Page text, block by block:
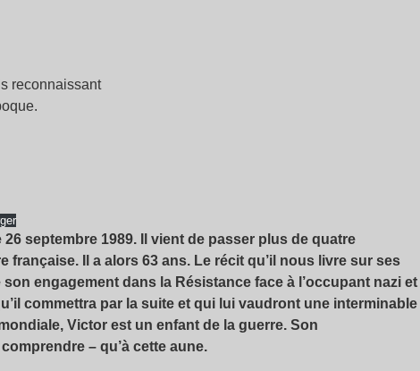
reconnaissant
septembre 1989. Il vient de passer plus de quatre
française. Il a alors 63 ans. Le récit qu’il nous livre sur ses
engagement dans la Résistance face à l’occupant nazi et
commettra par la suite et qui lui vaudront une interminable
Victor est un enfant de la guerre. Son
– qu’à cette aune.